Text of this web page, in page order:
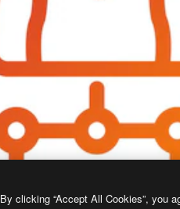
By clicking “Accept All Cookies”, you